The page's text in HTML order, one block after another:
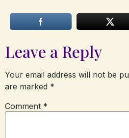
Leave a Reply
Your email address will not be
are marked *
Comment *